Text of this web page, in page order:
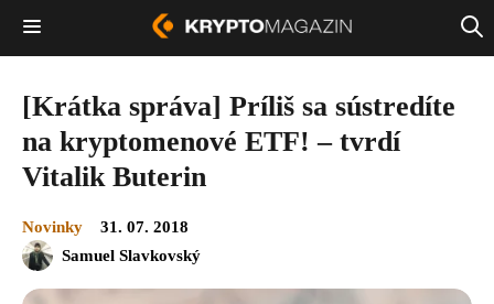
[Krátka správa] Príliš sa sústredíte
na kryptomenové ETF! – tvrdí
Vitalik Buterin
Novinky
31. 07. 2018
Samuel Slavkovský